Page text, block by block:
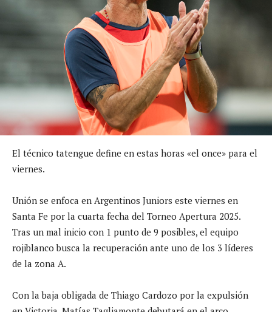
El técnico tatengue define en estas horas «el once» para el
viernes.
Unión se enfoca en Argentinos Juniors este viernes en
Santa Fe por la cuarta fecha del Torneo Apertura 2025.
Tras un mal inicio con 1 punto de 9 posibles, el equipo
rojiblanco busca la recuperación ante uno de los 3 líderes
de la zona A.
Con la baja obligada de Thiago Cardozo por la expulsión